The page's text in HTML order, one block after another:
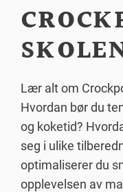
Lær alt om
Hvordan bør du
og koketid?
seg i ulike
optimaliserer du
opplevelsen av